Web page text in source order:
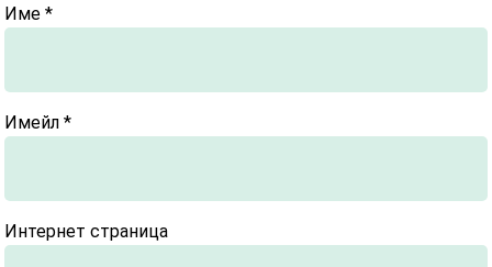
Име*
Имейл*
Интернет страница